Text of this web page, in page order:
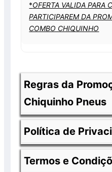
*OFERTA VALIDA PARA
PARTICIPAREM DA
COMBO CHIQUINHO
Regras da
Chiquinho Pneus
Os produtos
uma promoção e
de desconto já
Política de
Nossa política de
Termos e